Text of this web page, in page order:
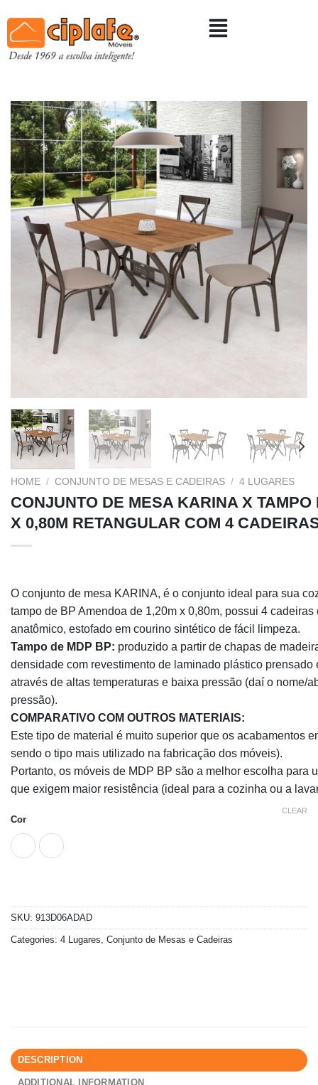
HOME / CONJUNTO DE MESAS E CADEIRAS / 4 LUGARES
CONJUNTO DE MESA KARINA X
X 0,80M RETANGULAR COM 4
O conjunto de mesa KARINA, é o conjunto ideal para sua
tampo de BP Amendoa de 1,20m x 0,80m, possui 4
anatômico, estofado em courino sintético de fácil limpeza.
Tampo de MDP BP: produzido a partir de chapas de
densidade com revestimento de laminado plástico prensado
através de altas temperaturas e baixa pressão (daí o nome/
pressão).
COMPARATIVO COM OUTROS MATERIAIS:
Este tipo de material é muito superior que os acabamentos
sendo o tipo mais utilizado na fabricação dos móveis).
Portanto, os móveis de MDP BP são a melhor escolha para
que exigem maior resistência (ideal para a cozinha ou a
Cor
CLEAR
SKU: 913D06ADAD
Categories: 4 Lugares Conjunto de Mesas e Cadeiras
DESCRIPTION
ADDITIONAL INFORMATION